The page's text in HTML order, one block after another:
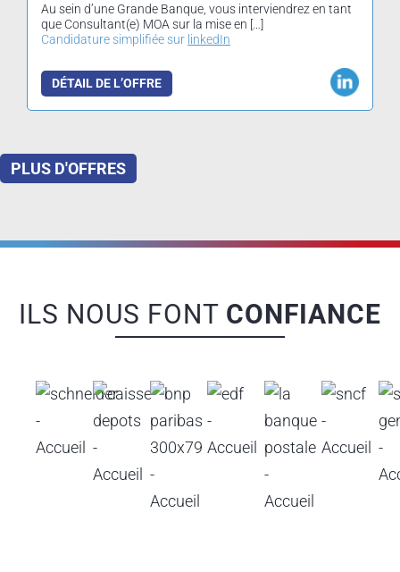
Au sein d’une Grande Banque, vous interviendrez en tant
que Consultant(e) MOA sur la mise en […]
Candidature simplifiée sur linkedIn
DÉTAIL DE L’OFFRE
PLUS D'OFFRES
ILS NOUS FONT CONFIANCE